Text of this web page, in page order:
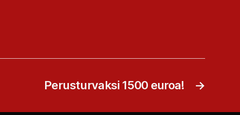
→
Perusturvaksi 1500 euroa!